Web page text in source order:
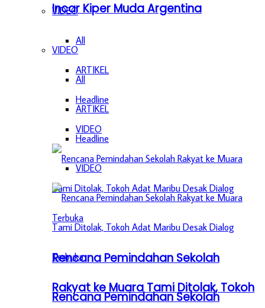
VIDEO
All
ARTIKEL
Headline
VIDEO
Rencana Pemindahan Sekolah
Rakyat ke Muara Tami Ditolak, Tokoh
Incar Kiper Muda Argentina
VIDEO
All
ARTIKEL
Headline
VIDEO
Rencana Pemindahan Sekolah